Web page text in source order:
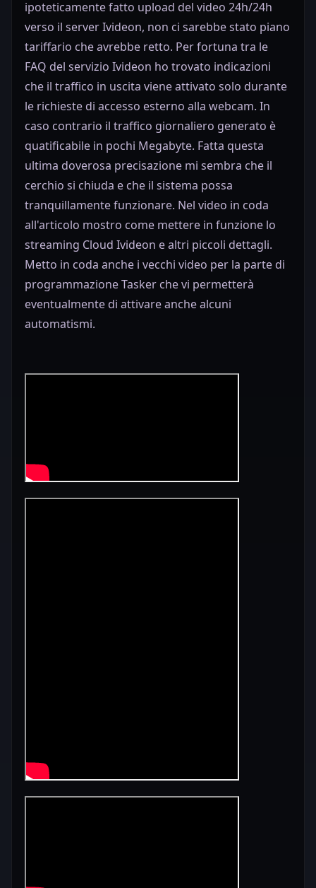
ipoteticamente fatto upload del video 24h/24h
verso il server Ivideon, non ci sarebbe stato piano
tariffario che avrebbe retto. Per fortuna tra le
FAQ del servizio Ivideon ho trovato indicazioni
che il traffico in uscita viene attivato solo durante
le richieste di accesso esterno alla webcam. In
caso contrario il traffico giornaliero generato è
quatificabile in pochi Megabyte. Fatta questa
ultima doverosa precisazione mi sembra che il
cerchio si chiuda e che il sistema possa
tranquillamente funzionare. Nel video in coda
all'articolo mostro come mettere in funzione lo
streaming Cloud Ivideon e altri piccoli dettagli.
Metto in coda anche i vecchi video per la parte di
programmazione Tasker che vi permetterà
eventualmente di attivare anche alcuni
automatismi.